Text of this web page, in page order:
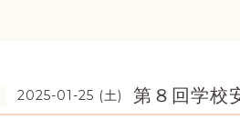
2025-01-25 (土) 第８回学校